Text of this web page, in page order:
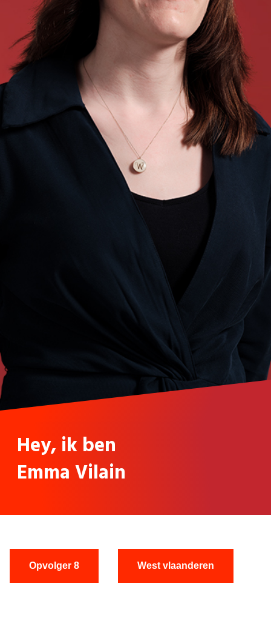
Hey, ik ben
Emma Vilain
Opvolger 8 West vlaanderen